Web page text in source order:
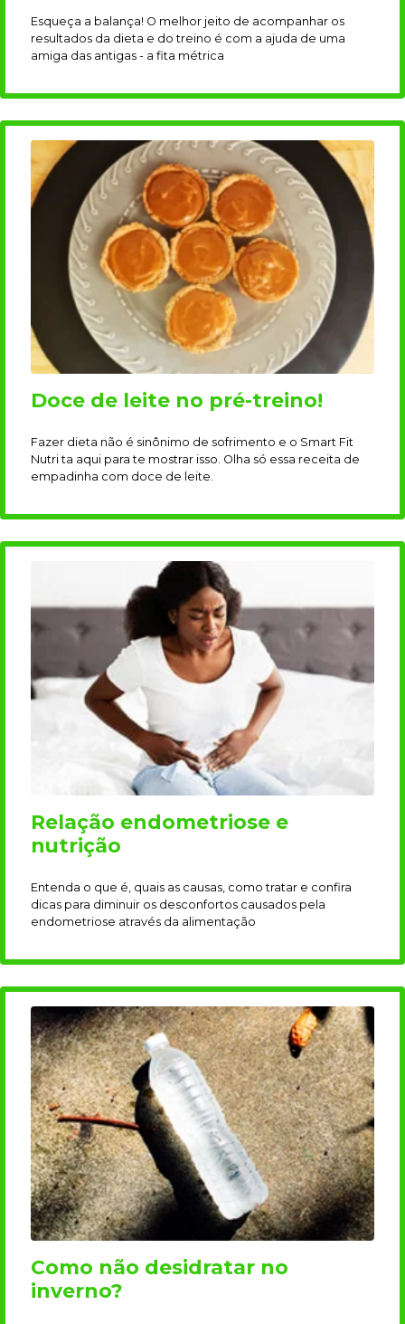
Esqueça a balança! O melhor jeito de acompanhar os
resultados da dieta e do treino é com a ajuda de uma
amiga das antigas - a fita métrica
Doce de leite no pré-treino!
Fazer dieta não é sinônimo de sofrimento e o Smart Fit
Nutri ta aqui para te mostrar isso. Olha só essa receita de
empadinha com doce de leite.
Relação endometriose e
nutrição
Entenda o que é, quais as causas, como tratar e confira
dicas para diminuir os desconfortos causados pela
endometriose através da alimentação
Como não desidratar no
inverno?